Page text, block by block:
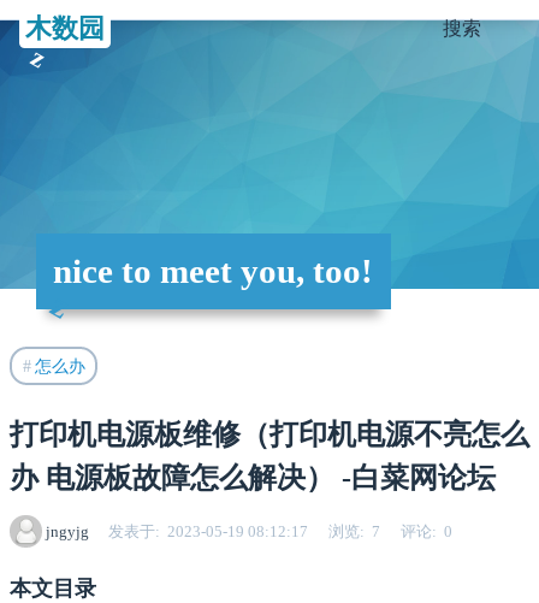
木数园 搜索
nice to meet you, too!
怎么办
打印机电源板维修（打印机电源不亮怎么
办 电源板故障怎么解决） -白菜网论坛
jngyjg 发表于 2023-05-19 08:12:17 浏览 7 评论 0
本文目录